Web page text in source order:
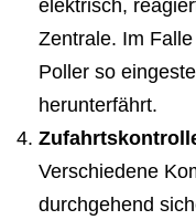
elektrisch,
Zentrale. Im
Poller so
herunterfährt.
Verschiedene
durchgehend